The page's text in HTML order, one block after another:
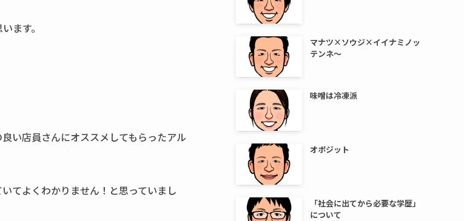
ます。
い店員さんにオススメしてもらったアル
てよくわかりません！と思っていまし
マナツ×ソウジ×イイナミノッ
テンネ～
味噌は冷凍派
オポジット
「社会に出てから必要な学歴」
について